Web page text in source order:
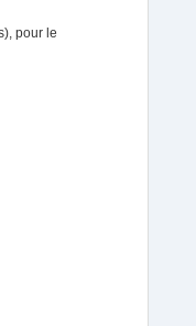
pour le